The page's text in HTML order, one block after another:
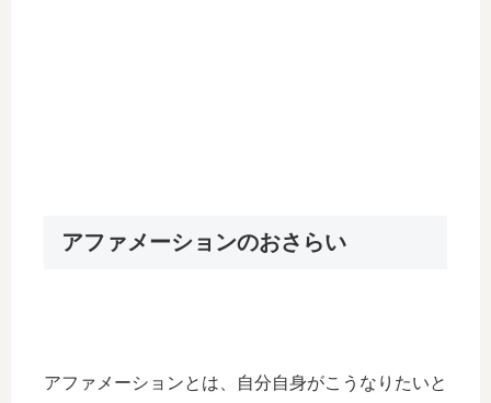
アファメーションのおさらい
アファメーションとは、自分自身がこうなりたいと